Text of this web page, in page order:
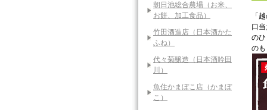
朝日池総合農場（お米、
お餅、加工食品）
竹田酒造店（日本酒かた
ふね）
代々菊醸造（日本酒吟田
川）
魚住かまぼこ店（かまぼ
こ）
「
口
の
のも